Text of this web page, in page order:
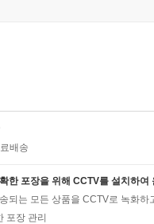
배송
한 포장을 위해 CCTV를 설치하여
되는 모든 상품을 CCTV로 녹화
포장 관리